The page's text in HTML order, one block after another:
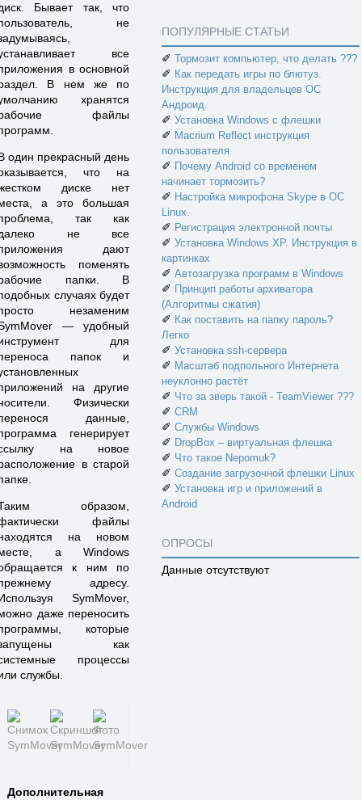
Бывает так, что
не
все
в основной
В нем же по
хранятся
файлы
один прекрасный день
что на
диске нет
а это большая
так как
не все
дают
поменять
папки. В
случаях будет
незаменим
— удобный
для
папок и
на другие
Физически
данные,
генерирует
на новое
в старой
образом,
файлы
на новом
а Windows
к ним по
адресу.
SymMover,
даже переносить
которые
как
процессы
службы.
Дополнительная
ПОПУЛЯРНЫЕ СТАТЬИ
✐ Тормозит компьютер, что делать ???
✐ Как передать игры по блютуз.
Инструкция для владельцев ОС
Андроид.
✐ Установка Windows с флешки
✐ Macrium Reflect инструкция
пользователя
✐ Почему Android со временем
начинает тормозить?
✐ Настройка микрофона Skype в ОС
Linux.
✐ Регистрация электронной почты
✐ Установка Windows XP. Инструкция в
картинках
✐ Автозагрузка программ в Windows
✐ Принцип работы архиватора
(Алгоритмы сжатия)
✐ Как поставить на папку пароль?
Легко
✐ Установка ssh-сервера
✐ Масштаб подпольного Интернета
неуклонно растёт
✐ Что за зверь такой - TeamViewer ???
✐ CRM
✐ Службы Windows
✐ DropBox – виртуальная флешка
✐ Что такое Nepomuk?
✐ Создание загрузочной флешки Linux
✐ Установка игр и приложений в
Android
ОПРОСЫ
Данные отсутствуют